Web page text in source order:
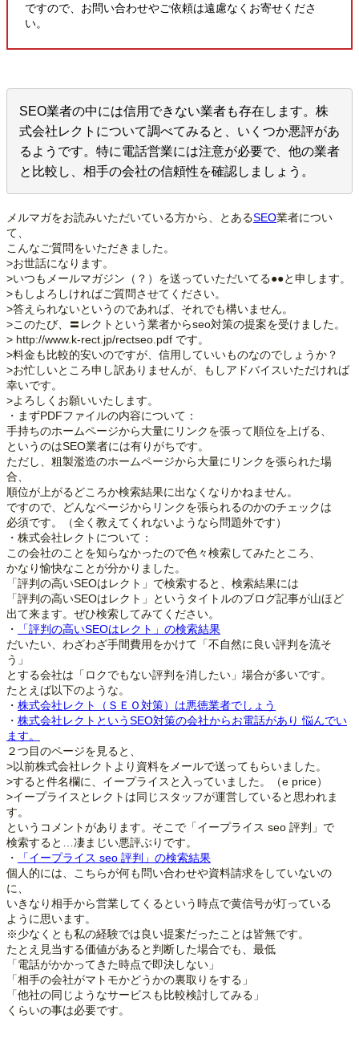
ですので、お問い合わせやご依頼は遠慮なくお寄せくださ
い。
SEO業者の中には信用できない業者も存在します。株
式会社レクトについて調べてみると、いくつか悪評があ
るようです。特に電話営業には注意が必要で、他の業者
と比較し、相手の会社の信頼性を確認しましょう。
メルマガをお読みいただいている方から、とあるSEO業者につい
て、
こんなご質問をいただきました。
>お世話になります。
>いつもメールマガジン（？）を送っていただいてる●●と申します。
>もしよろしければご質問させてください。
>答えられないというのであれば、それでも構いません。
>このたび、〓レクトという業者からseo対策の提案を受けました。
> http://www.k-rect.jp/rectseo.pdf です。
>料金も比較的安いのですが、信用していいものなのでしょうか？
>お忙しいところ申し訳ありませんが、もしアドバイスいただければ
幸いです。
>よろしくお願いいたします。
・まずPDFファイルの内容について：
手持ちのホームページから大量にリンクを張って順位を上げる、
というのはSEO業者には有りがちです。
ただし、粗製濫造のホームページから大量にリンクを張られた場
合、
順位が上がるどころか検索結果に出なくなりかねません。
ですので、どんなページからリンクを張られるのかのチェックは
必須です。（全く教えてくれないようなら問題外です）
・株式会社レクトについて：
この会社のことを知らなかったので色々検索してみたところ、
かなり愉快なことが分かりました。
「評判の高いSEOはレクト」で検索すると、検索結果には
「評判の高いSEOはレクト」というタイトルのブログ記事が山ほど
出て来ます。ぜひ検索してみてください。
・
「評判の高いSEOはレクト」の検索結果
だいたい、わざわざ手間費用をかけて「不自然に良い評判を流そ
う」
とする会社は「ロクでもない評判を消したい」場合が多いです。
たとえば以下のような。
・ 株式会社レクト（ＳＥＯ対策）は悪徳業者でしょう
・ 株式会社レクトというSEO対策の会社からお電話があり 悩んでい
ます。
２つ目のページを見ると、
>以前株式会社レクトより資料をメールで送ってもらいました。
>すると件名欄に、イープライスと入っていました。（e price）
>イープライスとレクトは同じスタッフが運営していると思われま
す。
というコメントがあります。そこで「イープライス seo 評判」で
検索すると…凄まじい悪評ぶりです。
・
「イープライス seo 評判」の検索結果
個人的には、こちらが何も問い合わせや資料請求をしていないの
に、
いきなり相手から営業してくるという時点で黄信号が灯っている
ように思います。
※少なくとも私の経験では良い提案だったことは皆無です。
たとえ見当する価値があると判断した場合でも、最低
「電話がかかってきた時点で即決しない」
「相手の会社がマトモかどうかの裏取りをする」
「他社の同じようなサービスも比較検討してみる」
くらいの事は必要です。